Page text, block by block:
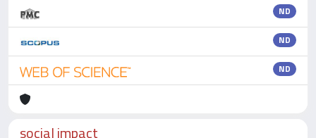
ND
ND
ND
social impact